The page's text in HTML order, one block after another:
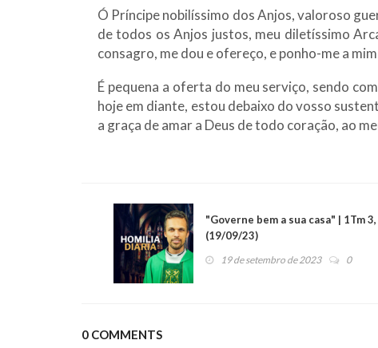
Ó Príncipe nobilíssimo dos Anjos, valoroso
de todos os Anjos justos, meu diletíssimo
consagro, me dou e ofereço, e ponho-me a
É pequena a oferta do meu serviço, sendo
hoje em diante, estou debaixo do vosso
a graça de amar a Deus de todo coração, ao
"Governe bem a sua casa" | 1Tm
(19/09/23)
19 de setembro de 2023 0
0 COMMENTS